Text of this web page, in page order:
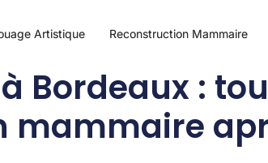
Artistique Reconstruction Mammaire
Bordeaux :
mammaire